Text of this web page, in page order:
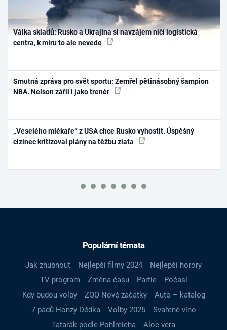
Válka skladů: Rusko a Ukrajina si navzájem ničí logistická
centra, k míru to ale nevede
Smutná zpráva pro svět sportu: Zemřel pětinásobný šampion
NBA. Nelson zářil i jako trenér
„Veselého mlékaře“ z USA chce Rusko vyhostit. Úspěšný
cizinec kritizoval plány na těžbu zlata
Populární témata
Jak zhubnout Nejlepší filmy 2024
Nejlepší horory
TV program
Změna času Partie
Počasí
Kdy budou volby
ZOO Nové začátky
Auto – katalog
7 pádů Honzy Dědka
Volby 2025
Svařené víno
Tatarák podle Pohlreicha
Aloe vera